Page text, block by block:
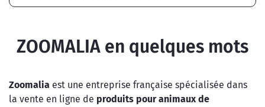
ZOOMALIA en quelques mots
Zoomalia est une entreprise française spécialisée dans
la vente en ligne de produits pour animaux de